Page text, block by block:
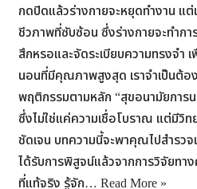
กดปิดแล้วร่างกายจะหยุดทำงาน แต่
ชีวภาพที่ซับซ้อน ซึ่งร่างกายจะทำก
สึกหรอและจัดระเบียบความทรงจำ เ
นอนที่มีคุณภาพสูงสุด เราจำเป็นต้อง
พฤติกรรมตามหลัก “สุขอนามัยการน
ซึ่งไม่ใช่แค่ความเชื่อโบราณ แต่มีวิ
ชัดเจน บทความนี้จะพาคุณไปสำรว
ได้รับการพิสูจน์แล้วจากการวิจัยทา
ที่แท้จริง รู้จัก… Read More »